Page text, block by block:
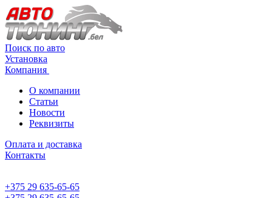
Поиск по авто
Установка
Компания
О компании
Статьи
Новости
Реквизиты
Оплата и доставка
Контакты
+375 29 635-65-65